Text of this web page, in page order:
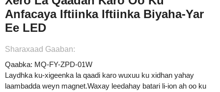
Anfacaya Iftiinka Iftiinka Biyaha-Yar
Ee LED
Sharaxaad Gaaban:
Qaabka: MQ-FY-ZPD-01W
Laydhka ku-xigeenka la qaadi karo wuxuu ku xidhan yahay
laambadda weyn magnet.Waxay leedahay batari li-ion ah oo ku